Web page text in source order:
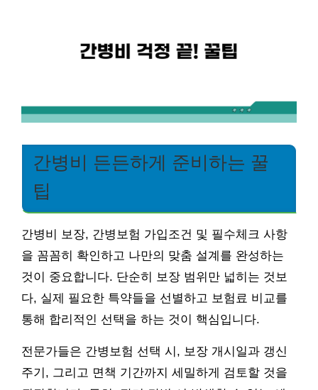
간병비 든든하게 준비하는 꿀
팁
간병비 보장, 간병보험 가입조건 및 필수체크 사항
을 꼼꼼히 확인하고 나만의 맞춤 설계를 완성하는
것이 중요합니다. 단순히 보장 범위만 넓히는 것보
다, 실제 필요한 특약들을 선별하고 보험료 비교를
통해 합리적인 선택을 하는 것이 핵심입니다.
전문가들은 간병보험 선택 시, 보장 개시일과 갱신
주기, 그리고 면책 기간까지 세밀하게 검토할 것을